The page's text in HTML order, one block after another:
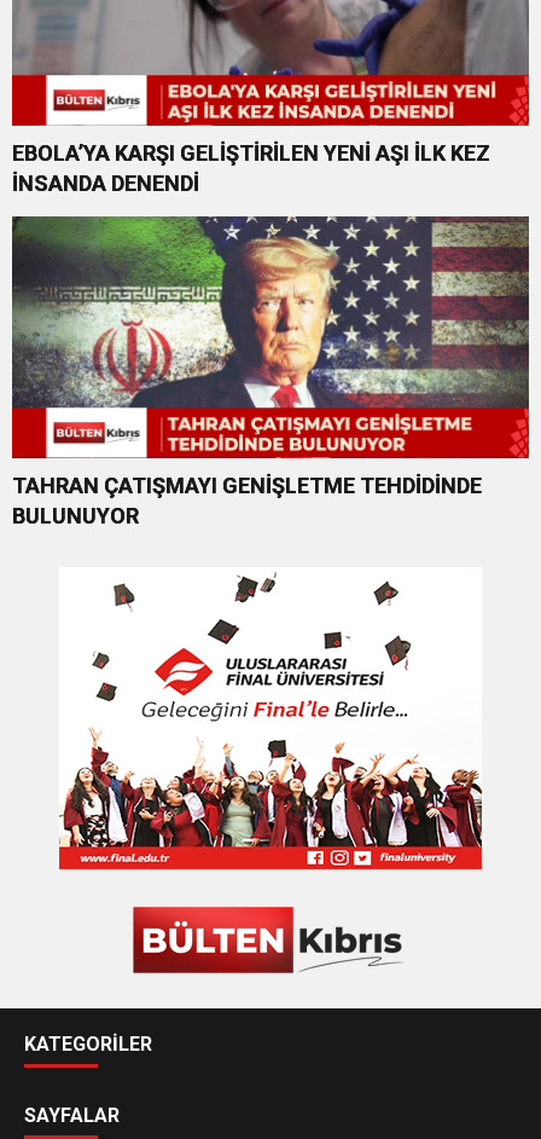
EBOLA’YA KARŞI GELİŞTİRİLEN YENİ AŞI İLK KEZ
İNSANDA DENENDİ
TAHRAN ÇATIŞMAYI GENİŞLETME TEHDİDİNDE
BULUNUYOR
KATEGORİLER
SAYFALAR